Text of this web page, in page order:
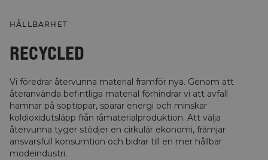
HÅLLBARHET
RECYCLED
Vi föredrar återvunna material framför nya. Genom att
återanvända befintliga material förhindrar vi att avfall
hamnar på soptippar, sparar energi och minskar
koldioxidutsläpp från råmaterialproduktion. Att välja
återvunna tyger stödjer en cirkulär ekonomi, främjar
ansvarsfull konsumtion och bidrar till en mer hållbar
modeindustri.